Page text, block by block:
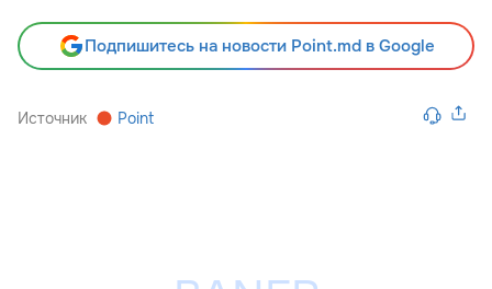
Подпишитесь на новости Point.md в Google
Источник Point